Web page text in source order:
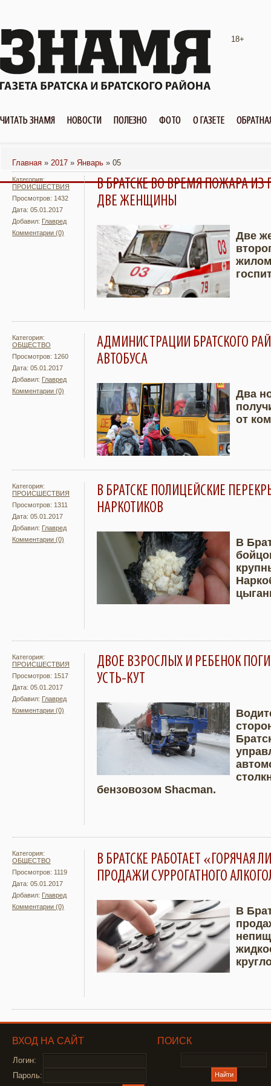
18+
ЧИТАТЬ ЗНАМЯ НОВОСТИ ПОЛЕЗНО ФОТО О ГАЗЕТЕ
Главная » 2017 » Январь » 05
Категория:
ПРОИСШЕСТВИЯ
Просмотров: 1432
Дата: 05.01.2017
Добавил: Главред
Комментарии (0)
В БРАТСКЕ ВО ВРЕМЯ ПОЖАРА
ДВЕ ЖЕНЩИНЫ
Подробнее
Две
Категория:
ОБЩЕСТВО
Просмотров: 1260
Дата: 05.01.2017
Добавил: Главред
Комментарии (0)
АДМИНИСТРАЦИИ БРАТСКОГО
АВТОБУСА
Подробнее
Два
от
Категория:
ПРОИСШЕСТВИЯ
Просмотров: 1311
Дата: 05.01.2017
Добавил: Главред
Комментарии (0)
В БРАТСКЕ ПОЛИЦЕЙСКИЕ
НАРКОТИКОВ
Подробнее
В
Категория:
ПРОИСШЕСТВИЯ
Просмотров: 1517
Дата: 05.01.2017
Добавил: Главред
Комментарии (0)
ДВОЕ ВЗРОСЛЫХ И РЕБЕНОК
УСТЬ-КУТ
Подробнее
бензовозом Shacman.
Категория:
ОБЩЕСТВО
Просмотров: 1119
Дата: 05.01.2017
Добавил: Главред
Комментарии (0)
В БРАТСКЕ РАБОТАЕТ «ГОРЯЧАЯ
ПРОДАЖИ СУРРОГАТНОГО
Подробнее
В
ВХОД НА САЙТ
Логин:
Пароль:
ПОИСК